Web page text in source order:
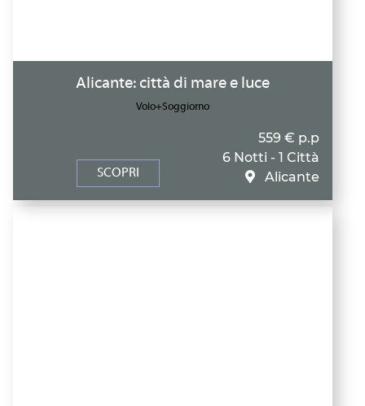
Alicante: città di mare e luce
Volo+Soggiorno
SCOPRI
559 € p.p
6 Notti - 1 Città
Alicante